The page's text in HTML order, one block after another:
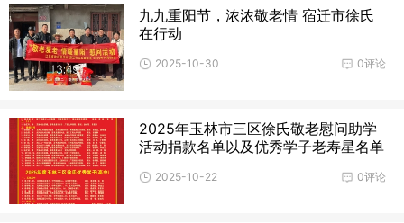
九九重阳节，浓浓敬老情 宿迁市徐氏
在行动
0评论
2025-10-30
2025年玉林市三区徐氏敬老慰问助学
活动捐款名单以及优秀学子老寿星名单
0评论
2025-10-22